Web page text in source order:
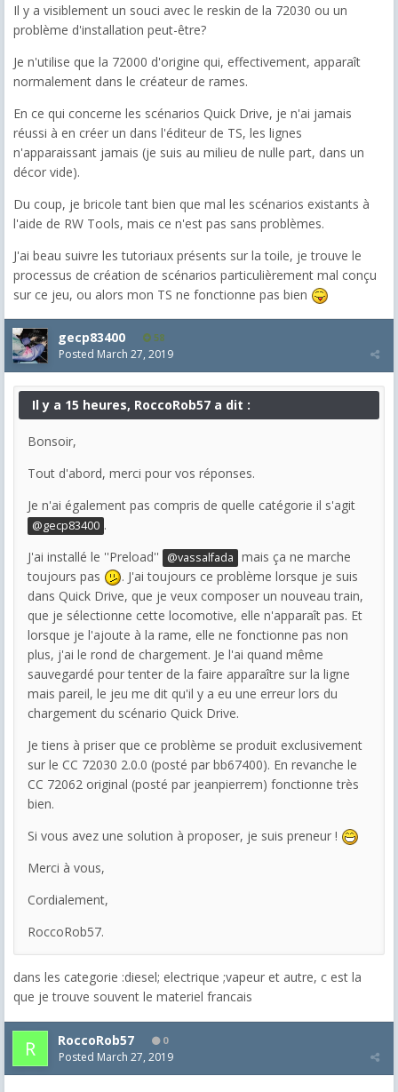
Il y a visiblement un souci avec le reskin de la 72030 ou un
problème d'installation peut-être?
Je n'utilise que la 72000 d'origine qui, effectivement, apparaît
normalement dans le créateur de rames.
En ce qui concerne les scénarios Quick Drive, je n'ai jamais
réussi à en créer un dans l'éditeur de TS, les lignes
n'apparaissant jamais (je suis au milieu de nulle part, dans un
décor vide).
Du coup, je bricole tant bien que mal les scénarios existants à
l'aide de RW Tools, mais ce n'est pas sans problèmes.
J'ai beau suivre les tutoriaux présents sur la toile, je trouve le
processus de création de scénarios particulièrement mal conçu
sur ce jeu, ou alors mon TS ne fonctionne pas bien
gecp83400 58
Posted March 27, 2019
Il y a 15 heures, RoccoRob57 a dit :
Bonsoir,
Tout d'abord, merci pour vos réponses.
Je n'ai également pas compris de quelle catégorie il s'agit
@gecp83400 .
J'ai installé le ''Preload''
@vassalfada mais ça ne marche
toujours pas
. J'ai toujours ce problème lorsque je suis
dans Quick Drive, que je veux composer un nouveau train,
que je sélectionne cette locomotive, elle n'apparaît pas. Et
lorsque je l'ajoute à la rame, elle ne fonctionne pas non
plus, j'ai le rond de chargement. Je l'ai quand même
sauvegardé pour tenter de la faire apparaître sur la ligne
mais pareil, le jeu me dit qu'il y a eu une erreur lors du
chargement du scénario Quick Drive.
Je tiens à priser que ce problème se produit exclusivement
sur le CC 72030 2.0.0 (posté par bb67400). En revanche le
CC 72062 original (posté par jeanpierrem) fonctionne très
bien.
Si vous avez une solution à proposer, je suis preneur !
Merci à vous,
Cordialement,
RoccoRob57.
dans les categorie :diesel; electrique ;vapeur et autre, c est la
que je trouve souvent le materiel francais
RoccoRob57 0
Posted March 27, 2019